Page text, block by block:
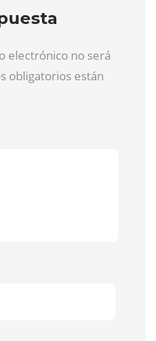
electrónico no será
obligatorios están